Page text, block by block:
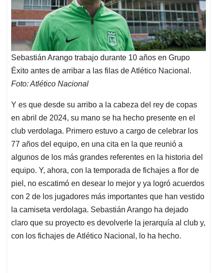
Sebastián Arango trabajo durante 10 años en Grupo
Éxito antes de arribar a las filas de Atlético Nacional.
Foto: Atlético Nacional
Y es que desde su arribo a la cabeza del rey de copas
en abril de 2024, su mano se ha hecho presente en el
club verdolaga. Primero estuvo a cargo de celebrar los
77 años del equipo, en una cita en la que reunió a
algunos de los más grandes referentes en la historia del
equipo. Y, ahora, con la temporada de fichajes a flor de
piel, no escatimó en desear lo mejor y ya logró acuerdos
con 2 de los jugadores más importantes que han vestido
la camiseta verdolaga. Sebastián Arango ha dejado
claro que su proyecto es devolverle la jerarquía al club y,
con los fichajes de Atlético Nacional, lo ha hecho.